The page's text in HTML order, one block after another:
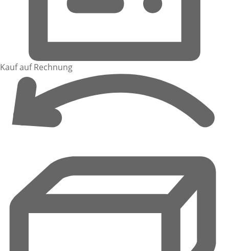
Kauf auf Rechnung